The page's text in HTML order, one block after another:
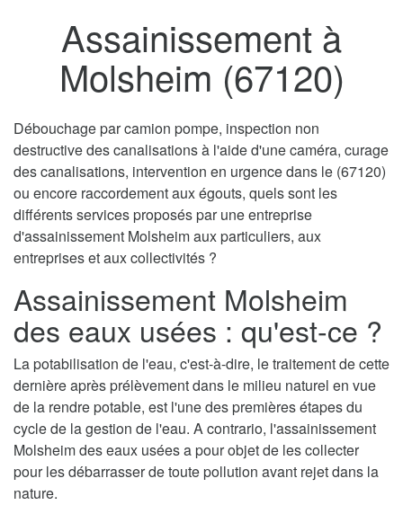
Assainissement à
Molsheim (67120)
Débouchage par camion pompe, inspection non
destructive des canalisations à l'aide d'une caméra, curage
des canalisations, intervention en urgence dans le (67120)
ou encore raccordement aux égouts, quels sont les
différents services proposés par une entreprise
d'assainissement Molsheim aux particuliers, aux
entreprises et aux collectivités ?
Assainissement Molsheim
des eaux usées : qu'est-ce ?
La potabilisation de l'eau, c'est-à-dire, le traitement de cette
dernière après prélèvement dans le milieu naturel en vue
de la rendre potable, est l'une des premières étapes du
cycle de la gestion de l'eau. A contrario, l'assainissement
Molsheim des eaux usées a pour objet de les collecter
pour les débarrasser de toute pollution avant rejet dans la
nature.